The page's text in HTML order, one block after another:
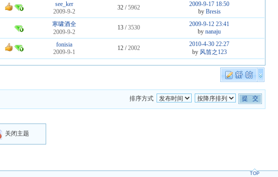
see_ker
2009-9-2
32 /5962
2009-9-17 18:50
by Bresis
寒啸酒全
2009-9-2
13 /3530
2009-9-12 23:41
bynanaju
fonisia
2009-9-1
12 /2002
2010-4-30 22:27
by 风笛之123
排序方式
关闭主题
TOP